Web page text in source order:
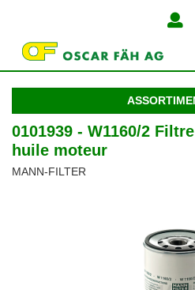
0101939 - W1160/2
huile moteur
MANN-FILTER